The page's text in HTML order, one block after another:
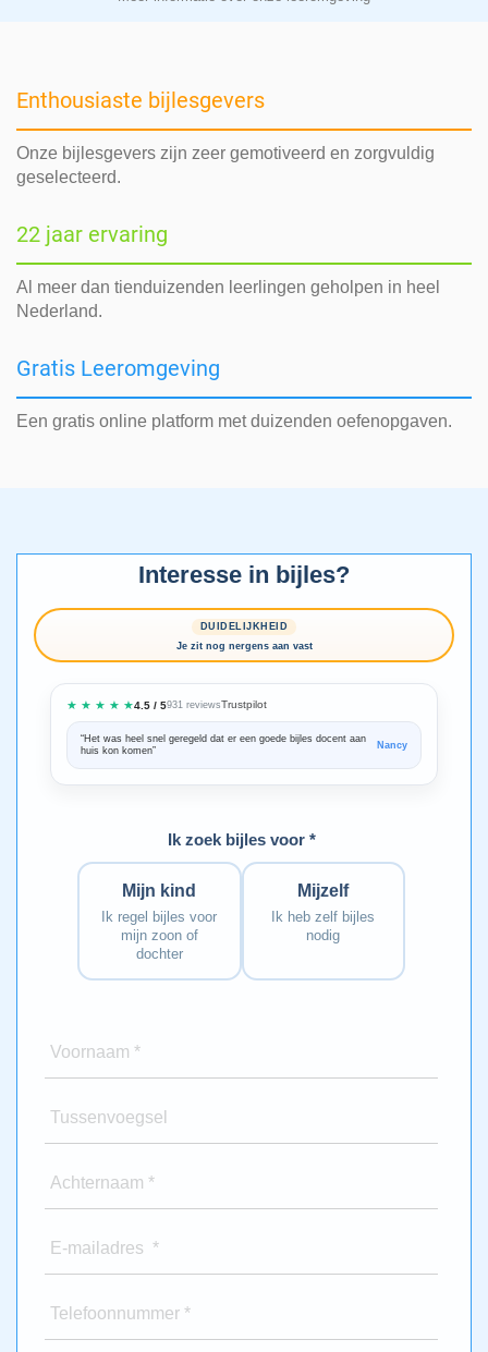
Enthousiaste bijlesgevers
Onze bijlesgevers zijn zeer gemotiveerd en zorgvuldig
geselecteerd.
22 jaar ervaring
Al meer dan tienduizenden leerlingen geholpen in heel
Nederland.
Gratis Leeromgeving
Een gratis online platform met duizenden oefenopgaven.
Interesse in bijles?
DUIDELIJKHEID
Je zit nog nergens aan vast
★ ★ ★ ★ ★4.5 / 5931 reviewsTrustpilot
“Het was heel snel geregeld dat er een goede bijles docent aan
huis kon komen”
Nancy
Ik zoek bijles voor *
Mijn kind
Ik regel bijles voor
mijn zoon of
dochter
Mijzelf
Ik heb zelf bijles
nodig
Voornaam *
Tussenvoegsel
Achternaam *
E-mailadres *
Telefoonnummer *